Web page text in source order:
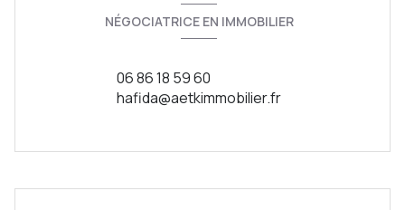
NÉGOCIATRICE EN IMMOBILIER
06 86 18 59 60
hafida@aetkimmobilier.fr